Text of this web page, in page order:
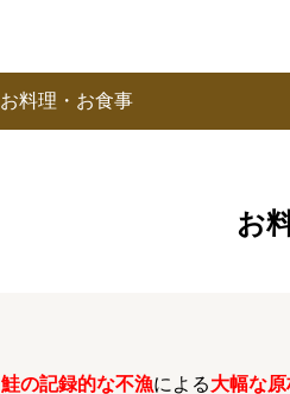
お料理・お食事
お
鮭の記録的な不漁による大幅な原